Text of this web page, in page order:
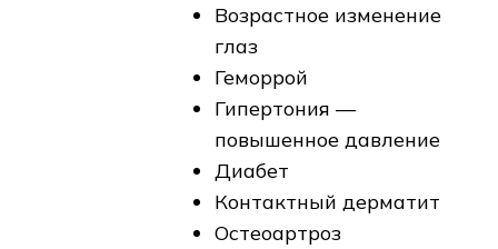
Возрастное изменение
глаз
Геморрой
Гипертония —
повышенное давление
Диабет
Контактный дерматит
Остеоартроз